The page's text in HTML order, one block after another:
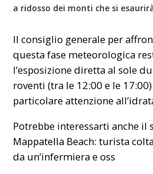
a ridosso dei monti che si
Il consiglio generale per
questa fase meteorologica
l’esposizione diretta al sole
roventi (tra le 12:00 e le
particolare attenzione
Potrebbe interessarti anche il
Mappatella Beach: turista
da un’infermiera e oss